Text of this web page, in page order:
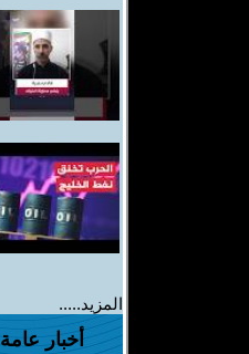
المزيد.....
أخبار عامة